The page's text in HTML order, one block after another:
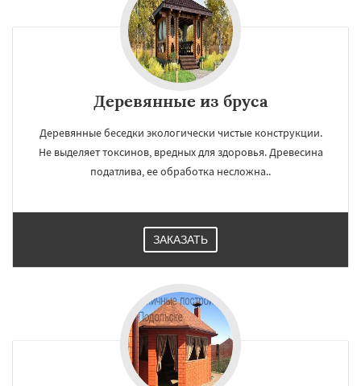
Деревянные из бруса
Деревянные беседки экологически чистые конструкции.
Не выделяет токсинов, вредных для здоровья. Древесина
податлива, ее обработка несложна..
ЗАКАЗАТЬ